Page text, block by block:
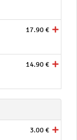
17.90 €
14.90 €
3.00 €